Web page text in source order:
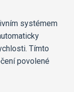
systémem
Tímto
povolené